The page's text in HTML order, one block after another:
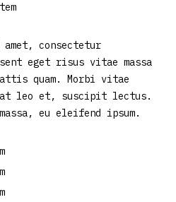
consectetur
eget risus vitae massa
quam. Morbi vitae
leo et, suscipit lectus.
eu eleifend ipsum.